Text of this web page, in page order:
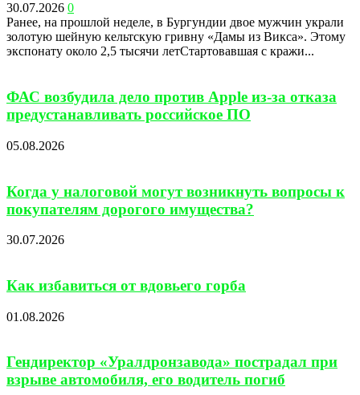
30.07.2026 0
Ранее, на прошлой неделе, в Бургундии двое мужчин украли
золотую шейную кельтскую гривну «Дамы из Викса». Этому
экспонату около 2,5 тысячи летСтартовавшая с кражи...
ФАС возбудила дело против Apple из-за отказа
предустанавливать российское ПО
05.08.2026
Когда у налоговой могут возникнуть вопросы к
покупателям дорогого имущества?
30.07.2026
Как избавиться от вдовьего горба
01.08.2026
Гендиректор «Уралдронзавода» пострадал при
взрыве автомобиля, его водитель погиб